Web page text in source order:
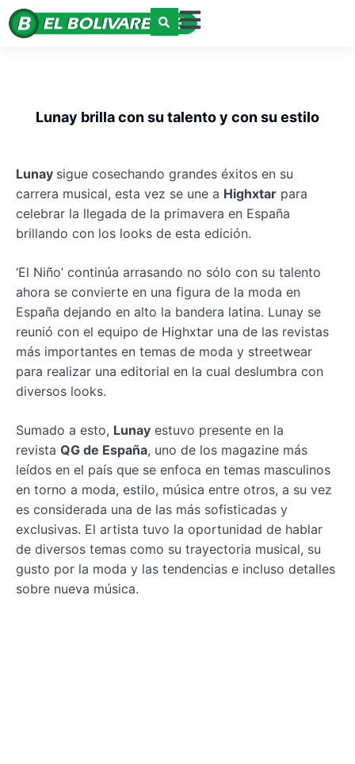
Lunay brilla con su talento y con su estilo
Lunay sigue cosechando grandes éxitos en su
carrera musical, esta vez se une a Highxtar para
celebrar la llegada de la primavera en España
brillando con los looks de esta edición.
‘El Niño’ continúa arrasando no sólo con su talento
ahora se convierte en una figura de la moda en
España dejando en alto la bandera latina. Lunay se
reunió con el equipo de Highxtar una de las revistas
más importantes en temas de moda y streetwear
para realizar una editorial en la cual deslumbra con
diversos looks.
Sumado a esto, Lunay estuvo presente en la
revista QG de España, uno de los magazine más
leídos en el país que se enfoca en temas masculinos
en torno a moda, estilo, música entre otros, a su vez
es considerada una de las más sofisticadas y
exclusivas. El artista tuvo la oportunidad de hablar
de diversos temas como su trayectoria musical, su
gusto por la moda y las tendencias e incluso detalles
sobre nueva música.